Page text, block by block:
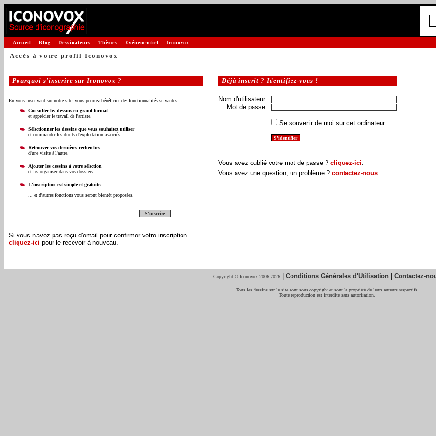
Accueil Blog Dessinateurs Thèmes Evénementiel Iconovox
Accès à votre profil Iconovox
Pourquoi s'inscrire sur Iconovox ? Déjà inscrit ? Identifiez-vous !
En vous inscrivant sur notre site, vous pourrez bénéficier des fonctionnalités suivantes :
Consulter les dessins en grand format
et apprécier le travail de l'artiste.
Sélectionner les dessins que vous souhaitez utiliser
et commander les droits d'exploitation associés.
Retrouver vos dernières recherches
d'une visite à l'autre.
Ajouter les dessins à votre sélection
et les organiser dans vos dossiers.
L'inscription est simple et gratuite.
... et d'autres fonctions vous seront bientôt proposées.
S'inscrire
Si vous n'avez pas reçu d'email pour confirmer votre inscription
cliquez-ici pour le recevoir à nouveau.
Nom d'utilisateur :
Mot de passe :
Se souvenir de moi sur cet ordinateur
Vous avez oublié votre mot de passe ? cliquez-ici
Vous avez une question, un problème ? contactez-nous.
Copyright © Iconovox 2006-2026 | Conditions Générales d'Utilisation | Contactez-
Tous les dessins sur le site sont sous copyright et sont la propriété de leurs auteurs respectifs.
Toute reproduction est interdite sans autorisation.